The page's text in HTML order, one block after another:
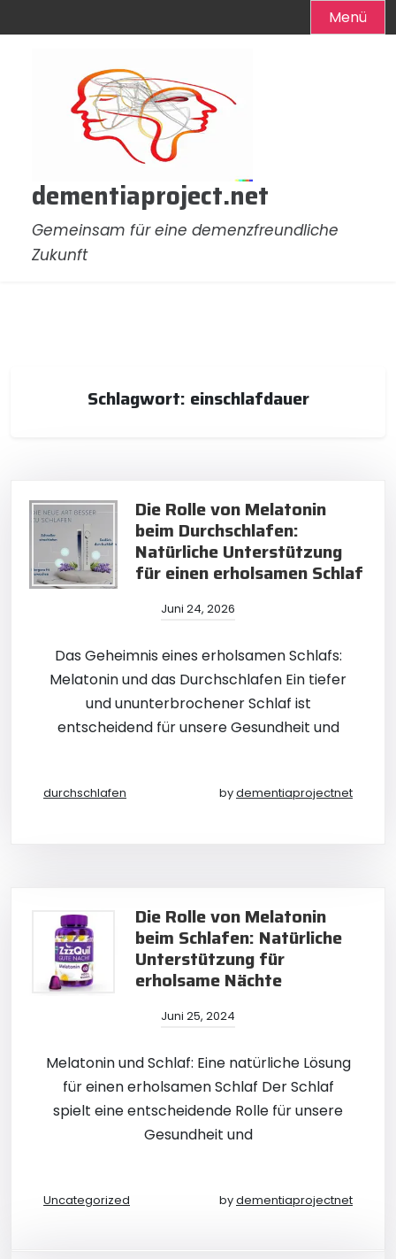
Menü
dementiaproject.net
Gemeinsam für eine demenzfreundliche
Zukunft
Schlagwort: einschlafdauer
Die Rolle von Melatonin
beim Durchschlafen:
Natürliche Unterstützung
für einen erholsamen Schlaf
Juni 24, 2026
Das Geheimnis eines erholsamen Schlafs:
Melatonin und das Durchschlafen Ein tiefer
und ununterbrochener Schlaf ist
entscheidend für unsere Gesundheit und
durchschlafen bydementiaprojectnet
Die Rolle von Melatonin
beim Schlafen: Natürliche
Unterstützung für
erholsame Nächte
Juni 25, 2024
Melatonin und Schlaf: Eine natürliche Lösung
für einen erholsamen Schlaf Der Schlaf
spielt eine entscheidende Rolle für unsere
Gesundheit und
Uncategorized bydementiaprojectnet